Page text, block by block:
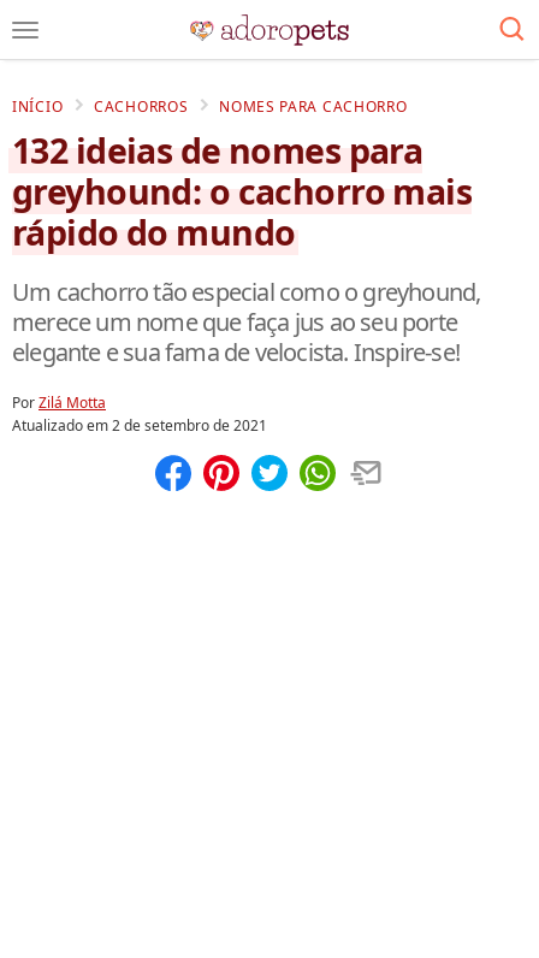
INÍCIO CACHORROS NOMES PARA CACHORRO
132 ideias de nomes para
greyhound: o cachorro mais
rápido do mundo
Um cachorro tão especial como o greyhound,
merece um nome que faça jus ao seu porte
elegante e sua fama de velocista. Inspire-se!
PorZilá Motta
Atualizado em2 de setembro de 2021